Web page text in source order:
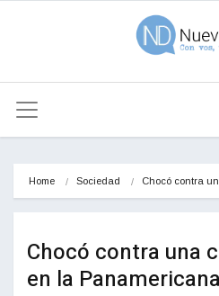
Home Sociedad Chocó contra
Chocó contra una
en la